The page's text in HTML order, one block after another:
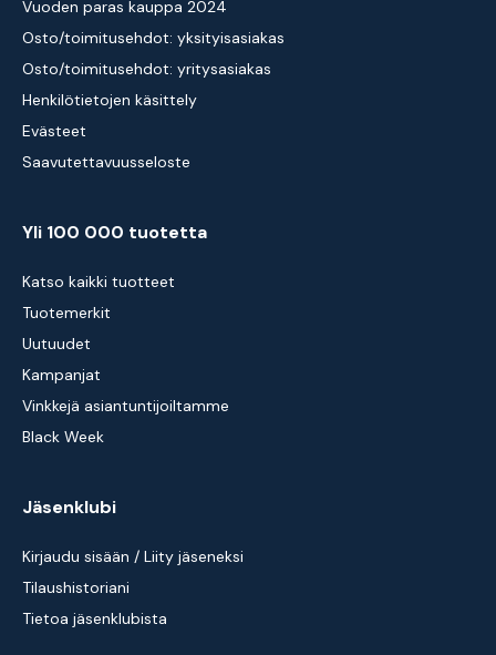
Vuoden paras kauppa 2024
Osto/toimitusehdot: yksityisasiakas
Osto/toimitusehdot: yritysasiakas
Henkilötietojen käsittely
Evästeet
Saavutettavuusseloste
Yli 100 000 tuotetta
Katso kaikki tuotteet
Tuotemerkit
Uutuudet
Kampanjat
Vinkkejä asiantuntijoiltamme
Black Week
Jäsenklubi
Kirjaudu sisään / Liity jäseneksi
Tilaushistoriani
Tietoa jäsenklubista